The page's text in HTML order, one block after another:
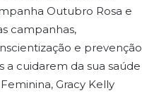
Outubro Rosa e
campanhas,
e prevenção
cuidarem da sua saúde
Gracy Kelly